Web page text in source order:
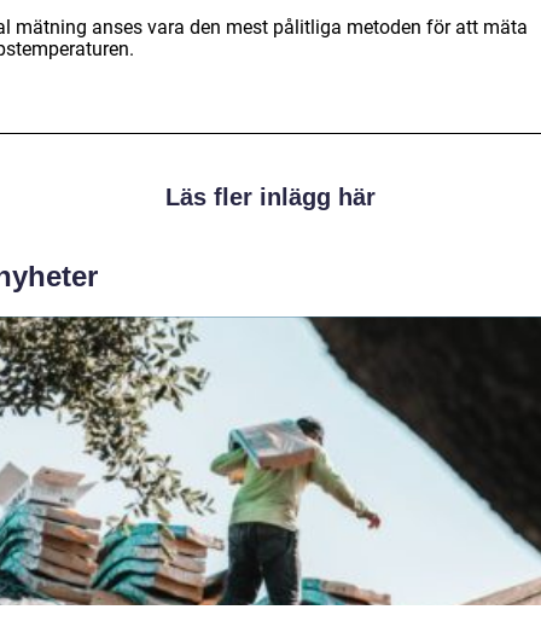
mätning anses vara den mest pålitliga metoden för att mäta
Läs fler inlägg här